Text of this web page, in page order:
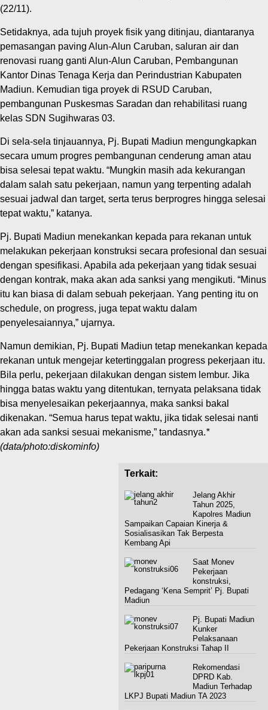
(22/11).
Setidaknya, ada tujuh proyek fisik yang ditinjau, diantaranya
pemasangan paving Alun-Alun Caruban, saluran air dan
renovasi ruang ganti Alun-Alun Caruban, Pembangunan
Kantor Dinas Tenaga Kerja dan Perindustrian Kabupaten
Madiun. Kemudian tiga proyek di RSUD Caruban,
pembangunan Puskesmas Saradan dan rehabilitasi ruang
kelas SDN Sugihwaras 03.
Di sela-sela tinjauannya, Pj. Bupati Madiun mengungkapkan
secara umum progres pembangunan cenderung aman atau
bisa selesai tepat waktu. “Mungkin masih ada kekurangan
dalam salah satu pekerjaan, namun yang terpenting adalah
sesuai jadwal dan target, serta terus berprogres hingga selesai
tepat waktu,” katanya.
Pj. Bupati Madiun menekankan kepada para rekanan untuk
melakukan pekerjaan konstruksi secara profesional dan sesuai
dengan spesifikasi. Apabila ada pekerjaan yang tidak sesuai
dengan kontrak, maka akan ada sanksi yang mengikuti. “Minus
itu kan biasa di dalam sebuah pekerjaan. Yang penting itu on
schedule, on progress, juga tepat waktu dalam
penyelesaiannya,” ujarnya.
Namun demikian, Pj. Bupati Madiun tetap menekankan kepada
rekanan untuk mengejar ketertinggalan progress pekerjaan itu.
Bila perlu, pekerjaan dilakukan dengan sistem lembur. Jika
hingga batas waktu yang ditentukan, ternyata pelaksana tidak
bisa menyelesaikan pekerjaannya, maka sanksi bakal
dikenakan. “Semua harus tepat waktu, jika tidak selesai nanti
akan ada sanksi sesuai mekanisme,” tandasnya.*
(data/photo:diskominfo)
Terkait:
Jelang Akhir
Tahun 2025,
Kapolres Madiun
Sampaikan Capaian Kinerja &
Sosialisasikan Tak Berpesta
Kembang Api
Saat Monev
Pekerjaan
konstruksi,
Pedagang ‘Kena Semprit’ Pj. Bupati
Madiun
Pj. Bupati Madiun
Kunker
Pelaksanaan
Pekerjaan Konstruksi Tahap II
Rekomendasi
DPRD Kab.
Madiun Terhadap
LKPJ Bupati Madiun TA 2023